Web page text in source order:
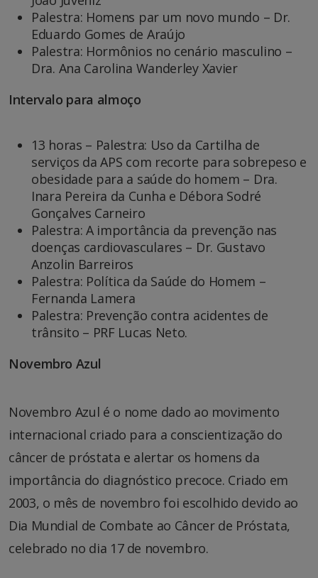
Palestra: Homens par um novo mundo – Dr.
Eduardo Gomes de Araújo
Palestra: Hormônios no cenário masculino –
Dra. Ana Carolina Wanderley Xavier
Intervalo para almoço
13 horas – Palestra: Uso da Cartilha de
serviços da APS com recorte para sobrepeso e
obesidade para a saúde do homem – Dra.
Inara Pereira da Cunha e Débora Sodré
Gonçalves Carneiro
Palestra: A importância da prevenção nas
doenças cardiovasculares – Dr. Gustavo
Anzolin Barreiros
Palestra: Política da Saúde do Homem –
Fernanda Lamera
Palestra: Prevenção contra acidentes de
trânsito – PRF Lucas Neto.
Novembro Azul
Novembro Azul é o nome dado ao movimento
internacional criado para a conscientização do
câncer de próstata e alertar os homens da
importância do diagnóstico precoce. Criado em
2003, o mês de novembro foi escolhido devido ao
Dia Mundial de Combate ao Câncer de Próstata,
celebrado no dia 17 de novembro.